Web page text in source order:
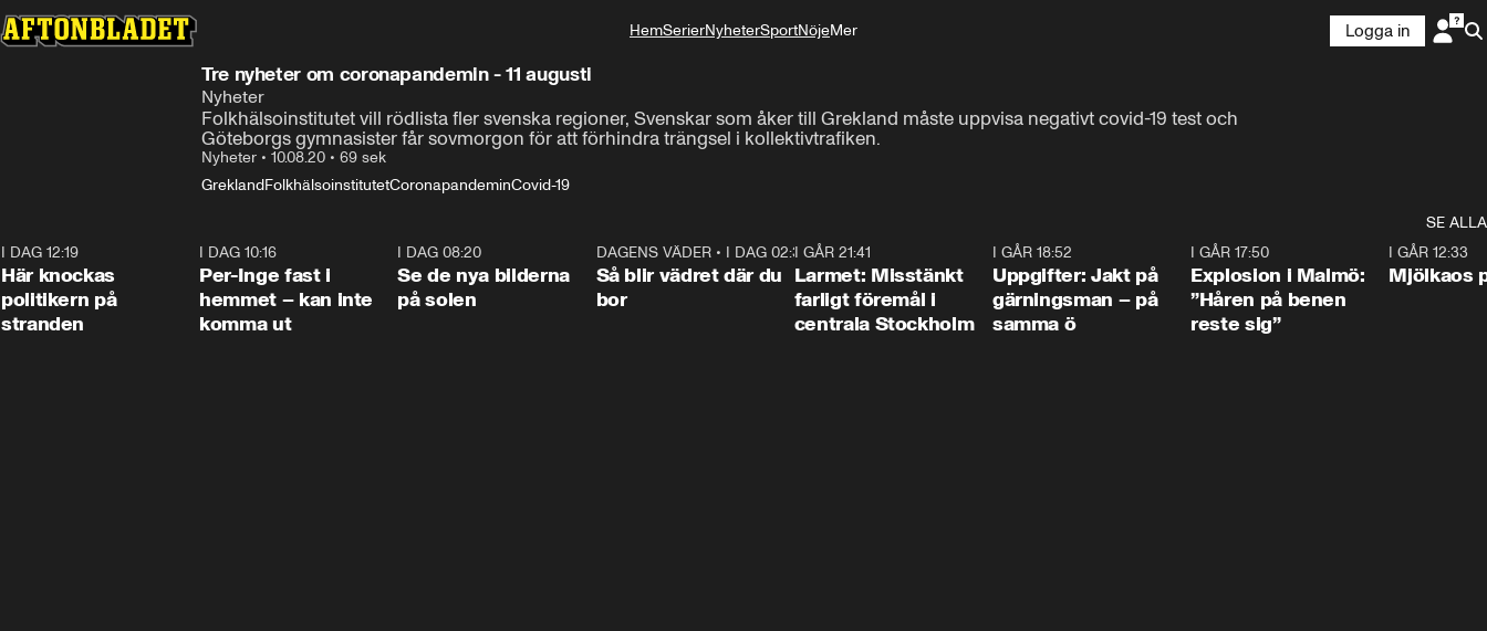
HemSerierNyheterSportNöjeMer
Logga in
Tre nyheter om coronapandemin - 11 augusti
Nyheter
Folkhälsoinstitutet vill rödlista fler svenska regioner, Svenskar som åker till Grekland måste uppvisa negativt covid-19 test och
Göteborgs gymnasister får sovmorgon för att förhindra trängsel i kollektivtrafiken.
Nyheter • 10.08.20 • 69 sek
GreklandFolkhälsoinstitutetCoronapandeminCovid-19
SE ALLA
I DAG 12:19
Här knockas
politikern på
stranden
I DAG 10:16
Per-Inge fast i
hemmet – kan inte
komma ut
I DAG 08:20
Se de nya bilderna
på solen
1:06
DAGENS VÄDER• I DAG 02:30
Så blir vädret där du
bor
I GÅR 21:41
Larmet: Misstänkt
farligt föremål i
centrala Stockholm
I GÅR 18:52
Uppgifter: Jakt på
gärningsman – på
samma ö
I GÅR 17:50
Explosion i Malmö:
”Håren på benen
reste sig”
I GÅR 12:33
Mjölkaos